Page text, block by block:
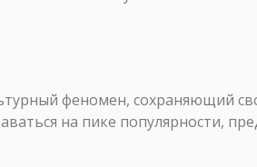
феномен, сохраняющий
на пике популярности,